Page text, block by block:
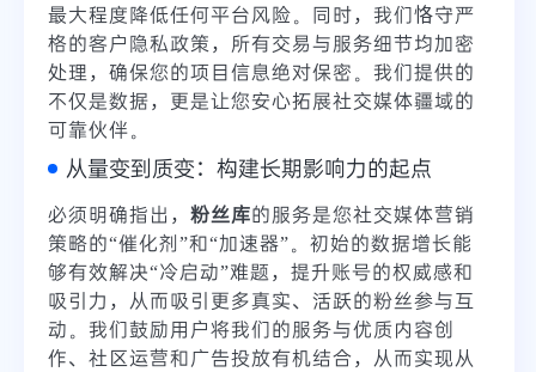
最大程度降低任何平台风险。同时，我们恪守严
格的客户隐私政策，所有交易与服务细节均加密
处理，确保您的项目信息绝对保密。我们提供的
不仅是数据，更是让您安心拓展社交媒体疆域的
可靠伙伴。
从量变到质变：构建长期影响力的起点
必须明确指出， 粉丝库的服务是您社交媒体营销
策略的“催化剂”和“加速器”。初始的数据增长能
够有效解决“冷启动”难题，提升账号的权威感和
吸引力，从而吸引更多真实、活跃的粉丝参与互
动。我们鼓励用户将我们的服务与优质内容创
作、社区运营和广告投放有机结合，从而实现从